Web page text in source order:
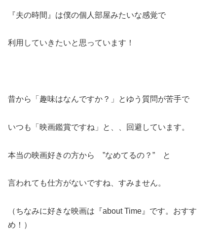
『夫の時間』は僕の個人部屋みたいな感覚で
利用していきたいと思っています！
昔から「趣味はなんですか？」とゆう質問が苦手で
いつも「映画鑑賞ですね」と、、回避しています。
本当の映画好きの方から ”なめてるの？” と
言われても仕方がないですね、すみません。
（ちなみに好きな映画は『about Time』です。おすす
め！）